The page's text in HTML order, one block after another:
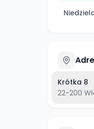
Krótka 8
22-200